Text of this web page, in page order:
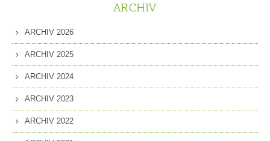
ARCHIV
ARCHIV 2026
ARCHIV 2025
ARCHIV 2024
ARCHIV 2023
ARCHIV 2022